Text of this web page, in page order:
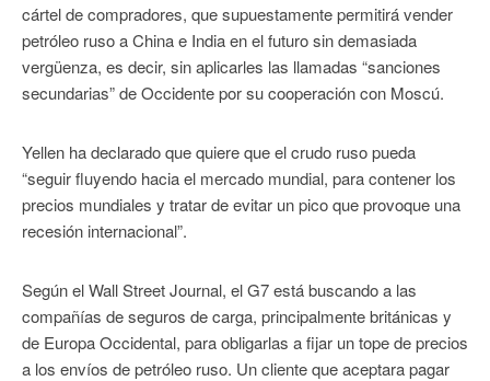
cártel de compradores, que supuestamente permitirá vender
petróleo ruso a China e India en el futuro sin demasiada
vergüenza, es decir, sin aplicarles las llamadas “sanciones
secundarias” de Occidente por su cooperación con Moscú.
Yellen ha declarado que quiere que el crudo ruso pueda
“seguir fluyendo hacia el mercado mundial, para contener los
precios mundiales y tratar de evitar un pico que provoque una
recesión internacional”.
Según el Wall Street Journal, el G7 está buscando a las
compañías de seguros de carga, principalmente británicas y
de Europa Occidental, para obligarlas a fijar un tope de precios
a los envíos de petróleo ruso. Un cliente que aceptara pagar